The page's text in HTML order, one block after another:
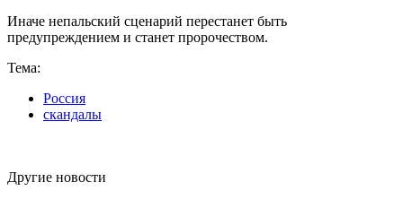
Иначе непальский сценарий перестанет быть
предупреждением и станет пророчеством.
Тема:
Россия
скандалы
Другие новости